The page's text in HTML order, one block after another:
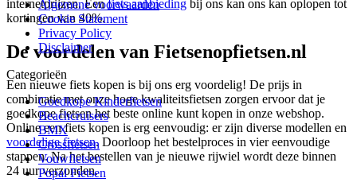
internetprijzen. Eenfiets aanbieding bij ons kan ons kan oplopen tot
kortingen van 40%.
De voordelen van Fietsenopfietsen.nl
Een nieuwe fiets kopen is bij ons erg voordelig! De prijs in
combinatie met onze hoge kwaliteitsfietsen zorgen ervoor dat je
goedkope fietsen het beste online kunt kopen in onze webshop.
Online een fiets kopen is erg eenvoudig: er zijn diverse modellen en
voordelige fietsen. Doorloop het bestelproces in vier eenvoudige
stappen. Na het bestellen van je nieuwe rijwiel wordt deze binnen
24 uur verzonden.
Algemene voorwaarden
Cookie Statement
Privacy Policy
Disclaimer
Categorieën
Goedkope Kinderfietsen
Beachcruisers
BMX
Crossfietsen
Vouwfietsen
Popal Fietsen